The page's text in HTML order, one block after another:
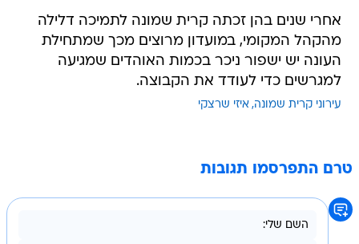
אחרי שנים בהן זכתה קרית שמונה לתמיכה דלילה
מהקהל המקומי, במועדון מרוצים מכך שמתחילת
העונה יש ישפור ניכר בכמות האוהדים שמגיעה
למגרשים כדי לעודד את הקבוצה.
עירוני קרית שמונה איזי שרצקי
טרם התפרסמו תגובות